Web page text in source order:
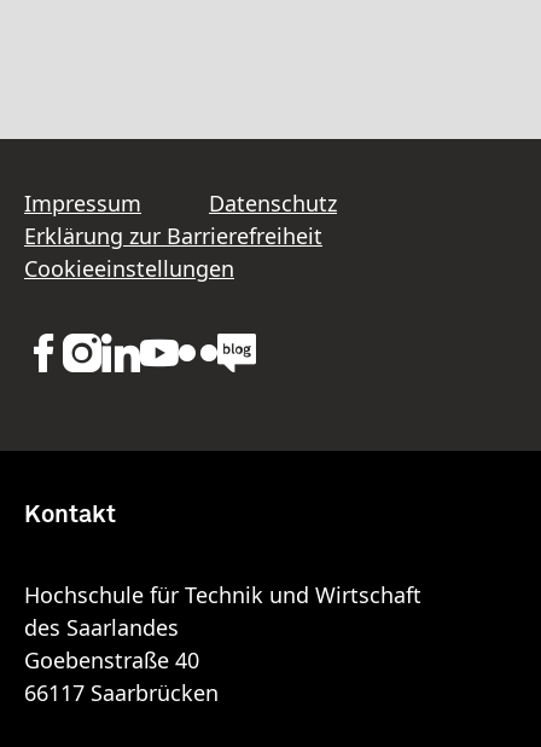
Impressum
Datenschutz
Erklärung zur Barrierefreiheit
Cookieeinstellungen
Kontakt
Hochschule für Technik und Wirtschaft
des Saarlandes
Goebenstraße 40
66117 Saarbrücken